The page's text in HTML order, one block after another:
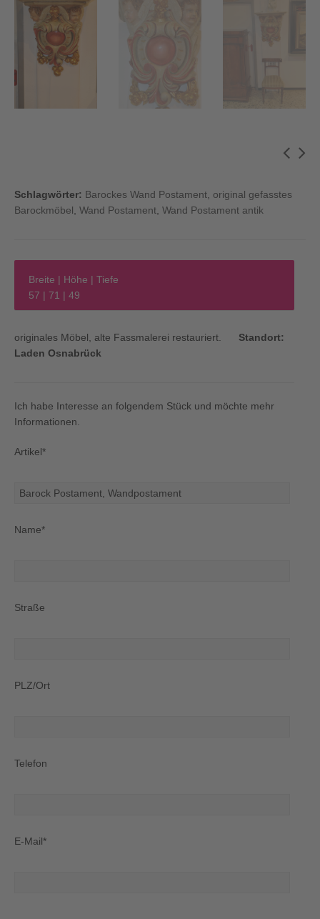
Schlagwörter: Barockes Wand Postament original gefasstes
Barockmöbel Wand Postament Wand Postament antik
Breite | Höhe | Tiefe
57 | 71 | 49
originales Möbel, alte Fassmalerei restauriert.
Standort:
Laden Osnabrück
Ich habe Interesse an folgendem Stück und möchte mehr
Informationen.
Artikel*
Name*
Straße
PLZ/Ort
Telefon
E-Mail*